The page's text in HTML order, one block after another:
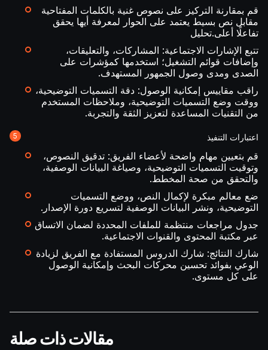
قم بمقارنة التركيز على نصوص غنية بالكلمات المفتاحية
مقابل نص بسيط يعتمد على الحوار لمعرفة أيها يحقق
تفاعلًا أعلى.تحليل
تتبع الإشارات الاجتماعية: المشاركات، والتعليقات،
وإضافات قوائم التشغيل؛ استخدمها كمؤشرات على
الصدى ومدى وصول الجمهور المستهدف.
راقب مقاييس إمكانية الوصول: دقة التسميات التوضيحية،
ووقت وضع التسميات التوضيحية، وملاحظات المستخدم
من التقنيات المساعدة لتعزيز الثقة والتجربة.
اعتبارات التنفيذ
قم بتعيين مهام واضحة لأعضاء الفريق: تدقيق النصوص،
وتوقيت التسميات التوضيحية، وصياغة البيانات الوصفية،
والتحقق من صحة المخطط.
ضع معالم مبكرة لإكمال النص، ووضع التسميات
التوضيحية، ونشر البيانات الوصفية لتسريع دورة الإصدار.
جدول مراجعات منتظمة للملفات المحددة لضمان الاتساق
عبر مكتبة المحتوى والقنوات الاجتماعية.
شارك النتائج: شارك الدروس المستفادة مع الفريق لزيادة
الوعي بفوائد تحسين محركات البحث وإمكانية الوصول
على كل مستوى.
مقالات ذات صلة